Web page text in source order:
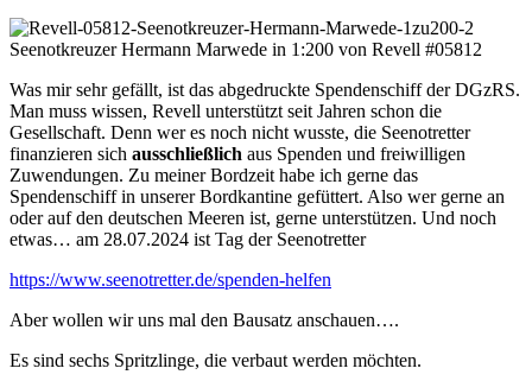
Was mir sehr gefällt, ist das abgedruckte Spendenschiff der DGzRS.
Man muss wissen, Revell unterstützt seit Jahren schon die
Gesellschaft. Denn wer es noch nicht wusste, die Seenotretter
finanzieren sich ausschließlich aus Spenden und freiwilligen
Zuwendungen. Zu meiner Bordzeit habe ich gerne das
Spendenschiff in unserer Bordkantine gefüttert. Also wer gerne an
oder auf den deutschen Meeren ist, gerne unterstützen. Und noch
etwas… am 28.07.2024 ist Tag der Seenotretter
https://www.seenotretter.de/spenden-helfen
Aber wollen wir uns mal den Bausatz anschauen….
Es sind sechs Spritzlinge, die verbaut werden möchten.